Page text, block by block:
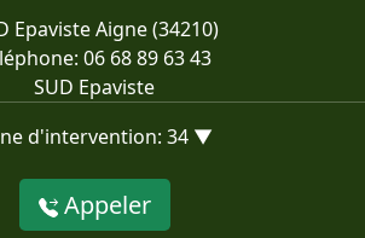
Epaviste Aigne (34210)
06 68 89 63 43
SUD Epaviste
d'intervention: 34 ▼
Appeler